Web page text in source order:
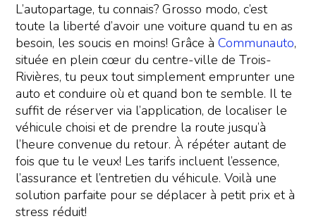
L’autopartage, tu connais? Grosso modo, c’est
toute la liberté d’avoir une voiture quand tu en as
besoin, les soucis en moins! Grâce àCommunauto,
située en plein cœur du centre-ville de Trois-
Rivières, tu peux tout simplement emprunter une
auto et conduire où et quand bon te semble. Il te
suffit de réserver via l’application, de localiser le
véhicule choisi et de prendre la route jusqu’à
l’heure convenue du retour. À répéter autant de
fois que tu le veux! Les tarifs incluent l’essence,
l’assurance et l’entretien du véhicule. Voilà une
solution parfaite pour se déplacer à petit prix et à
stress réduit!